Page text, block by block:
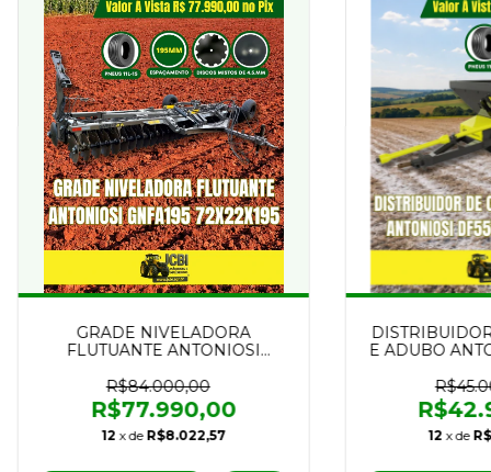
GRADE NIVELADORA
FLUTUANTE ANTONIOSI
R$84.000,00
R$77.990,00
12 x de R$8.022,57
E ADUBO
12 x de